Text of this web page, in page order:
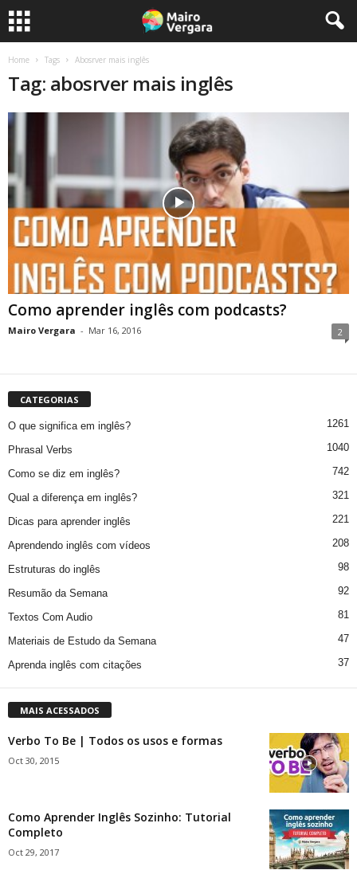
Home Tags Abosrver mais inglês
Tag: abosrver mais inglês
Como aprender inglês com podcasts?
Mairo Vergara - Mar 16, 2016 2
CATEGORIAS
O que significa em inglês? 1261
Phrasal Verbs 1040
Como se diz em inglês? 742
Qual a diferença em inglês? 321
Dicas para aprender inglês 221
Aprendendo inglês com vídeos 208
Estruturas do inglês 98
Resumão da Semana 92
Textos Com Audio 81
Materiais de Estudo da Semana 47
Aprenda inglês com citações 37
MAIS ACESSADOS
Verbo To Be | Todos os usos e formas
Oct 30, 2015
Como Aprender Inglês Sozinho: Tutorial
Completo
Oct 29, 2017